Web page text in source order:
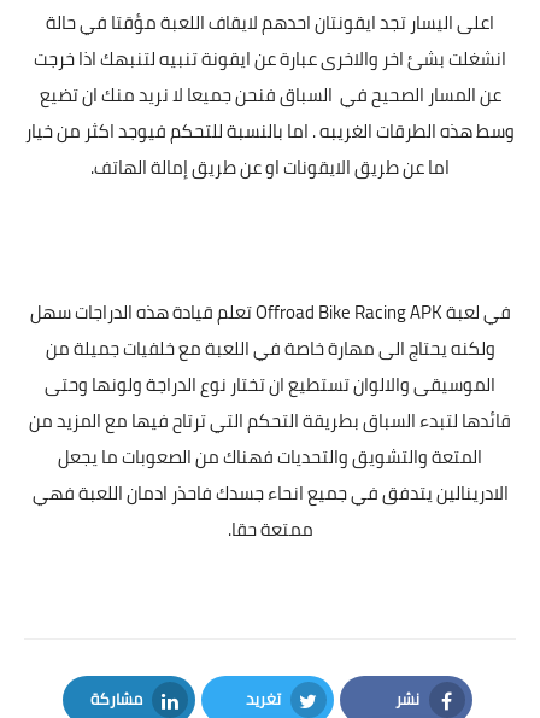
اعلى اليسار تجد ايقونتان احدهم لايقاف اللعبة مؤقتا في حالة
انشغلت بشئ اخر والاخرى عبارة عن ايقونة تنبيه لتنبهك اذا خرجت
عن المسار الصحيح في السباق فنحن جميعا لا نريد منك ان تضيع
وسط هذه الطرقات الغريبه . اما بالنسبة للتحكم فيوجد اكثر من خيار
اما عن طريق الايقونات او عن طريق إمالة الهاتف.
في لعبة Offroad Bike Racing APK تعلم قيادة هذه الدراجات سهل
ولكنه يحتاج الى مهارة خاصة في اللعبة مع خلفيات جميلة من
الموسيقى والالوان تستطيع ان تختار نوع الدراجة ولونها وحتى
قائدها لتبدء السباق بطريقة التحكم التي ترتاح فيها مع المزيد من
المتعة والتشويق والتحديات فهناك من الصعوبات ما يجعل
الادرينالين يتدفق في جميع انحاء جسدك فاحذر ادمان اللعبة فهي
ممتعة حقا.
نشر تغريد مشاركة